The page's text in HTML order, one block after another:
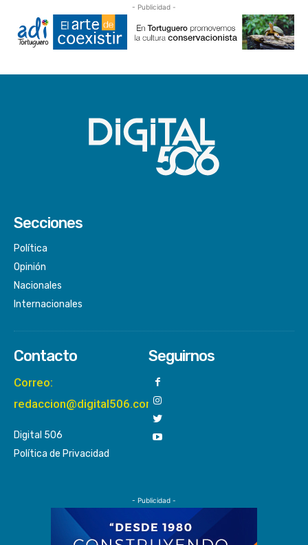
- Publicidad -
Secciones
Política
Opinión
Nacionales
Internacionales
Contacto
Correo:
redaccion@digital506.com
Digital 506
Política de Privacidad
Seguirnos
- Publicidad -